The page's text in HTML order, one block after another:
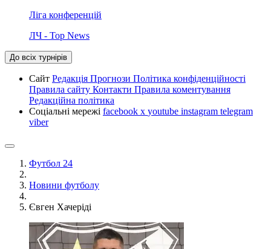
Ліга конференцій
ЛЧ - Top News
До всіх турнірів
Сайт Редакція Прогнози Політика конфіденційності
Правила сайту Контакти Правила коментування
Редакційна політика
Соціальні мережі facebook x youtube instagram telegram
viber
Футбол 24
Новини футболу
Євген Хачеріді